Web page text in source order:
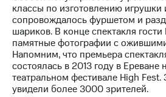
отчетность
Контакты
Новости
в
регионе
классы по изготовлению игрушки
сопровождалось фуршетом и
шариков. В конце спектакля
памятные фотографии с
Напомним, что премьера
состоялась в 2013 году в
театральном фестивале High Fest.
увидели более 3000 зрителей.